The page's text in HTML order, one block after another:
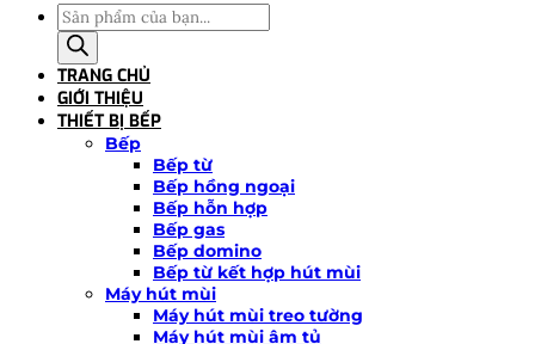
Tìm
kiếm
sản
phẩm
TRANG CHỦ
GIỚI THIỆU
THIẾT BỊ BẾP
Bếp
Bếp từ
Bếp hồng ngoại
Bếp hỗn hợp
Bếp gas
Bếp domino
Bếp từ kết hợp hút mùi
Máy hút mùi
Máy hút mùi treo tường
Máy hút mùi âm tủ